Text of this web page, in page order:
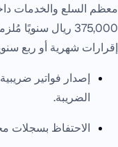
معظم السلع والخدمات
375,000 ريال
إقرارات شهرية أو ربع
إصدار فواتير
الضريبة.
الاحتفاظ بسجلات